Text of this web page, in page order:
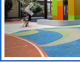
本校